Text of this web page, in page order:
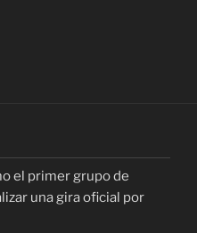
el primer grupo de
una gira oficial por